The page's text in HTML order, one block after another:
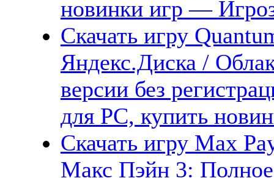
новинки игр —
Скачать игру
Яндекс.Диска /
версии без
для PC, купить
Скачать игру Max
Макс Пэйн 3: